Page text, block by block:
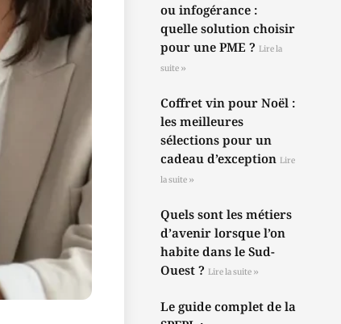
ou infogérance :
quelle solution choisir
pour une PME ?Lire la
suite »
Coffret vin pour Noël :
les meilleures
sélections pour un
cadeau d’exceptionLire
la suite »
Quels sont les métiers
d’avenir lorsque l’on
habite dans le Sud-
Ouest ?Lire la suite »
Le guide complet de la